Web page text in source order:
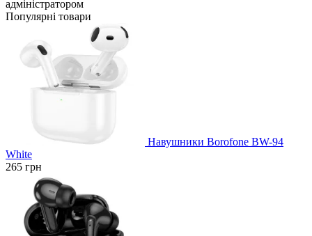
адміністратором
Популярні товари
Навушники Borofone BW-94
White
265 грн